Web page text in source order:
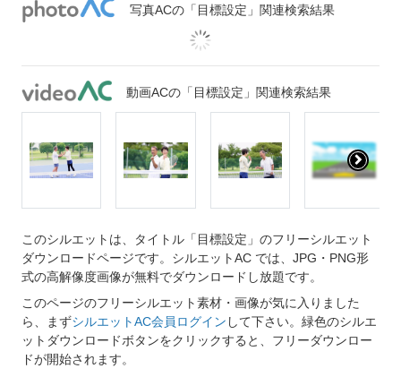
写真ACの「目標設定」関連検索結果
動画ACの「目標設定」関連検索結果
このシルエットは、タイトル「目標設定」のフリーシルエット
ダウンロードページです。シルエットAC では、JPG・PNG形
式の高解像度画像が無料でダウンロードし放題です。
このページのフリーシルエット素材・画像が気に入りました
ら、まずシルエットAC会員ログイン して下さい。緑色のシルエ
ットダウンロードボタンをクリックすると、フリーダウンロー
ドが開始されます。